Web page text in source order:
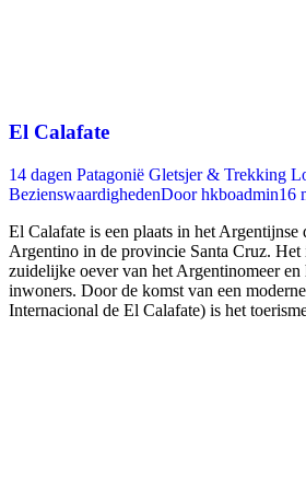
El Calafate
14 dagen Patagonië Gletsjer & Trekking
BezienswaardighedenDoorhkboadmin16
El Calafate is een plaats in het Argentijnse
Argentino in de provincie Santa Cruz. Het
zuidelijke oever van het Argentinomeer en
inwoners. Door de komst van een
Internacional de El Calafate) is het